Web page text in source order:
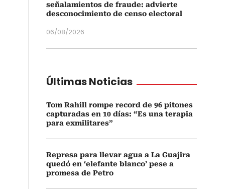
señalamientos de fraude: advierte
desconocimiento de censo electoral
06/08/2026
Últimas Noticias
Tom Rahill rompe record de 96 pitones
capturadas en 10 días: “Es una terapia
para exmilitares”
Represa para llevar agua a La Guajira
quedó en ‘elefante blanco’ pese a
promesa de Petro